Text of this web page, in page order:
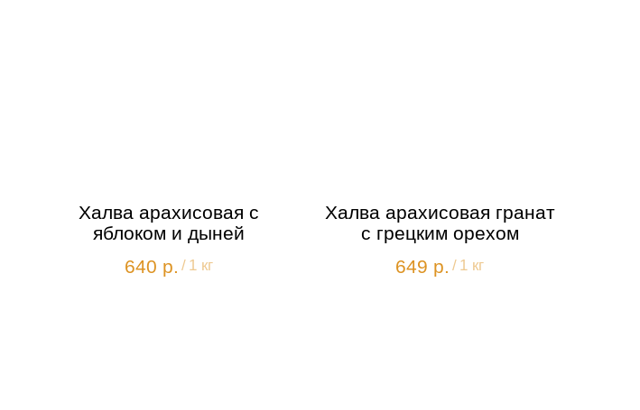
Халва арахисовая с
яблоком и дыней
640 р. / 1 кг
Халва арахисовая гранат
с грецким орехом
649 р. / 1 кг